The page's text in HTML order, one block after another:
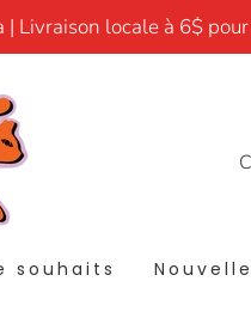
Livraison locale à 6$
souhaits